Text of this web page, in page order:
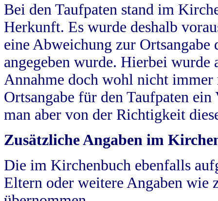
Bei den Taufpaten stand im
Herkunft. Es wurde deshalb
eine Abweichung zur
angegeben wurde. Hierbei wurde
Annahme doch wohl nicht
Ortsangabe für den Taufpaten
man aber von der Richtigkeit
Zusätzliche Angaben im
Die im Kirchenbuch ebenfalls
Eltern oder weitere Angaben wie